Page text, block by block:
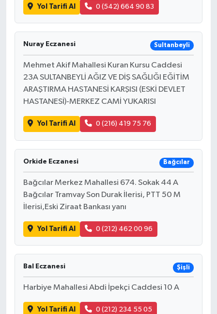
Yol Tarifi Al 0 (542) 664 90 83
Nuray Eczanesi Sultanbeyli
Mehmet Akif Mahallesi Kuran Kursu Caddesi
23A SULTANBEYLİ AĞIZ VE DİŞ SAĞLIĞI EĞİTİM
ARAŞTIRMA HASTANESİ KARŞISI (ESKİ DEVLET
HASTANESİ)-MERKEZ CAMİ YUKARISI
Yol Tarifi Al 0 (216) 419 75 76
Orkide Eczanesi Bağcılar
Bağcılar Merkez Mahallesi 674. Sokak 44 A
Bağcılar Tramvay Son Durak İlerisi, PTT 50 M
İlerisi,Eski Ziraat Bankası yanı
Yol Tarifi Al 0 (212) 462 00 96
Bal Eczanesi Şişli
Harbiye Mahallesi Abdi İpekçi Caddesi 10 A
Yol Tarifi Al 0 (212) 234 55 05